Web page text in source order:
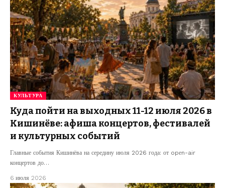
КУЛЬТУРА
Куда пойти на выходных 11-12 июля 2026 в
Кишинёве: афиша концертов, фестивалей
и культурных событий
Главные события Кишинёва на середину июля 2026 года: от opеn-air
концертов до…
6 июля 2026